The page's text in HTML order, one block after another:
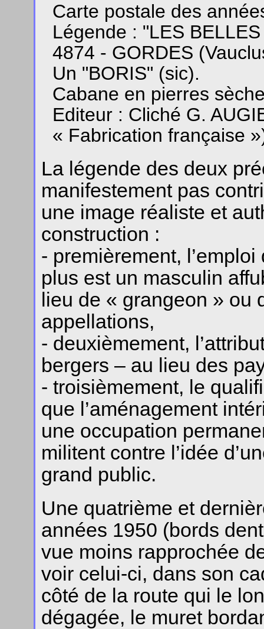
Carte postale des
Légende : "LES
4874 - GORDES
Un "BORIS" (sic).
Cabane en pierres
Editeur : Cliché G.
« Fabrication française
La légende des deux
manifestement pas
une image réaliste et
construction :
- premièrement,
plus est un masculin
lieu de « grangeon » ou
appellations,
- deuxièmement,
bergers – au lieu des
- troisièmement, le
que l’aménagement
une occupation
militent contre l’idée
grand public.
Une quatrième et
années 1950 (bords
vue moins rapprochée
voir celui-ci, dans son
côté de la route qui le
dégagée, le muret